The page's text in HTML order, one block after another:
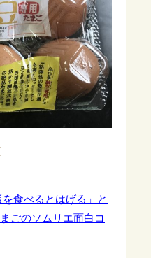
を食べるとはげる」と
ごのソムリエ面白コ